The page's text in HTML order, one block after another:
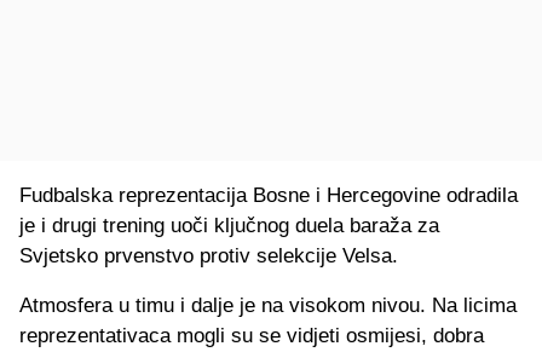
Fudbalska reprezentacija Bosne i Hercegovine odradila
je i drugi trening uoči ključnog duela baraža za
Svjetsko prvenstvo protiv selekcije Velsa.
Atmosfera u timu i dalje je na visokom nivou. Na licima
reprezentativaca mogli su se vidjeti osmijesi, dobra